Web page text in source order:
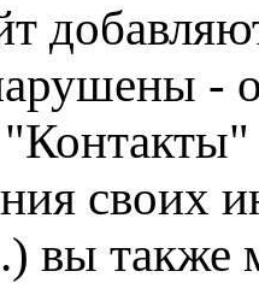
-
своих
вы также